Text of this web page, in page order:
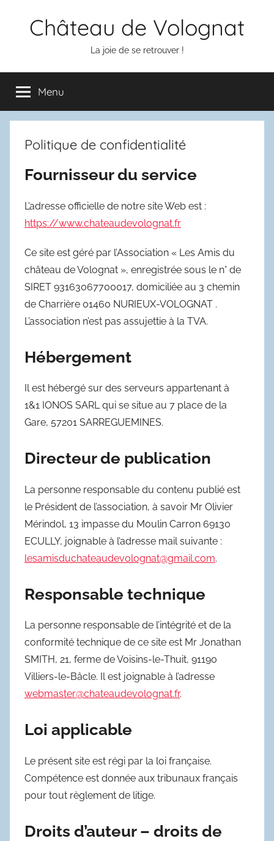
Château de Volognat
La joie de se retrouver !
Menu
Politique de confidentialité
Fournisseur du service
L’adresse officielle de notre site Web est :
https://www.chateaudevolognat.fr
Ce site est géré par l’Association « Les Amis du
château de Volognat », enregistrée sous le n° de
SIRET 93163067700017, domiciliée au 3 chemin
de Charrière 01460 NURIEUX-VOLOGNAT .
L’association n’est pas assujettie à la TVA.
Hébergement
Il est hébergé sur des serveurs appartenant à
1&1 IONOS SARL qui se situe au 7 place de la
Gare, 57201 SARREGUEMINES.
Directeur de publication
La personne responsable du contenu publié est
le Président de l’association, à savoir Mr Olivier
Mérindol, 13 impasse du Moulin Carron 69130
ECULLY, joignable à l’adresse mail suivante :
lesamisduchateaudevolognat@gmail.com.
Responsable technique
La personne responsable de l’intégrité et de la
conformité technique de ce site est Mr Jonathan
SMITH, 21, ferme de Voisins-le-Thuit, 91190
Villiers-le-Bâcle. Il est joignable à l’adresse
webmaster@chateaudevolognat.fr.
Loi applicable
Le présent site est régi par la loi française.
Compétence est donnée aux tribunaux français
pour tout règlement de litige.
Droits d’auteur – droits de